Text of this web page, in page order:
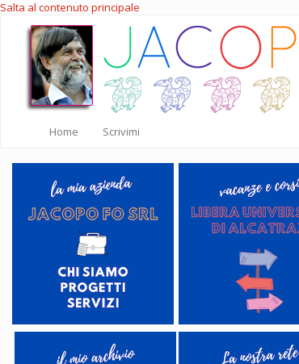
Salta al contenuto principale
Home Scrivimi